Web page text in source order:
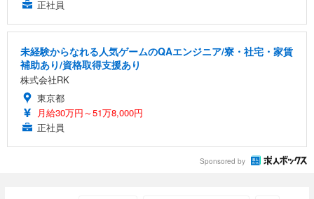
正社員
未経験からなれる人気ゲームのQAエンジニア/寮・社宅・家賃
補助あり/資格取得支援あり
株式会社RK
東京都
月給30万円～51万8,000円
正社員
Sponsored by